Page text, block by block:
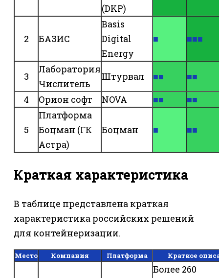
(DKP)
2 БАЗИС
Basis
Digital
Energy
■ ■■■
3
Лаборатория
Числитель
Штурвал ■■
■■
4
Орион софт NOVA ■■ ■■
5
Платформа
Боцман (ГК
Астра)
Боцман ■ ■■
Краткая характеристика
В таблице представлена краткая
характеристика российских решений
для контейнеризации.
Место Компания Платформа Краткое
Более 260